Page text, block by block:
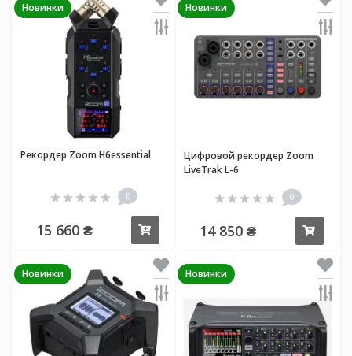
Новинки
Рекордер Zoom H6essential
0
15 660 ₴
Новинки
Цифровой рекордер Zoom
LiveTrak L-6
0
14 850 ₴
Новинки Новинки